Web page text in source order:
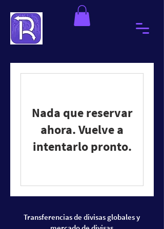
Nada que reservar
ahora. Vuelve a
intentarlo pronto.
Transferencias de divisas globales y